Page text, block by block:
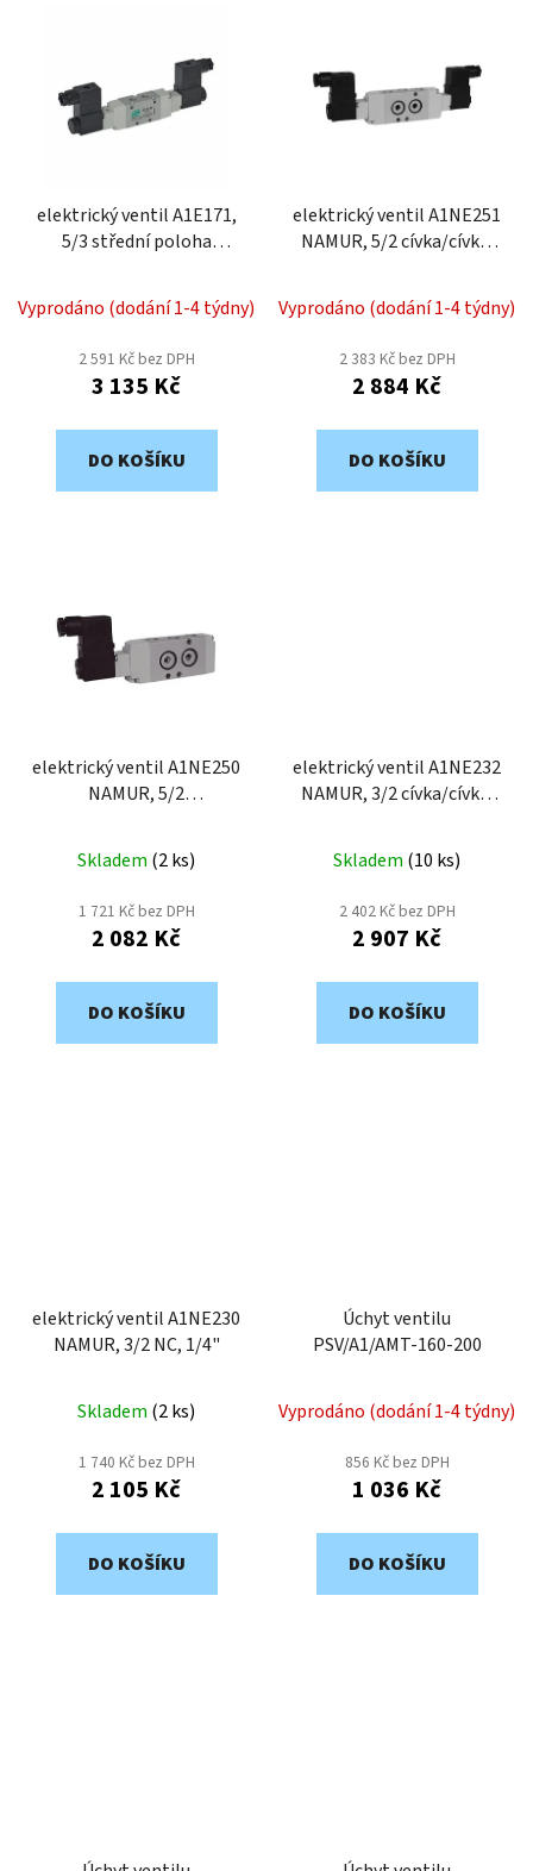
k
elektrický ventil A1E171,
5/3 střední poloha
Vyprodáno (dodání 1-4 týdny)
2 591 Kč bez DPH
3 135 Kč
DO KOŠÍKU
elektrický ventil A1NE251
NAMUR, 5/2 cívka/cívka,
Vyprodáno (dodání 1-4 týdny)
2 383 Kč bez DPH
2 884 Kč
DO KOŠÍKU
elektrický ventil A1NE250
NAMUR, 5/2
Skladem (2 ks)
1 721 Kč bez DPH
2 082 Kč
DO KOŠÍKU
elektrický ventil A1NE232
NAMUR, 3/2 cívka/cívka,
Skladem (10 ks)
2 402 Kč bez DPH
2 907 Kč
DO KOŠÍKU
elektrický ventil A1NE230
NAMUR, 3/2 NC, 1/4"
Skladem (2 ks)
1 740 Kč bez DPH
2 105 Kč
DO KOŠÍKU
Úchyt ventilu
PSV/A1/AMT-160-200
Vyprodáno (dodání 1-4 týdny)
856 Kč bez DPH
1 036 Kč
DO KOŠÍKU